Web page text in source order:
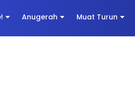
Anugerah Muat Turun